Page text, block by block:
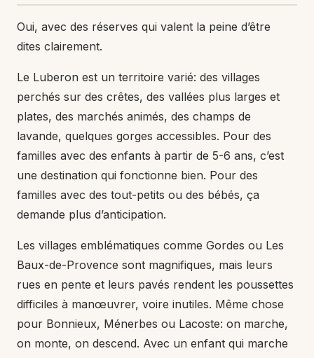
Oui, avec des réserves qui valent la peine d’être
dites clairement.
Le Luberon est un territoire varié: des villages
perchés sur des crêtes, des vallées plus larges et
plates, des marchés animés, des champs de
lavande, quelques gorges accessibles. Pour des
familles avec des enfants à partir de 5-6 ans, c’est
une destination qui fonctionne bien. Pour des
familles avec des tout-petits ou des bébés, ça
demande plus d’anticipation.
Les villages emblématiques comme Gordes ou Les
Baux-de-Provence sont magnifiques, mais leurs
rues en pente et leurs pavés rendent les poussettes
difficiles à manœuvrer, voire inutiles. Même chose
pour Bonnieux, Ménerbes ou Lacoste: on marche,
on monte, on descend. Avec un enfant qui marche